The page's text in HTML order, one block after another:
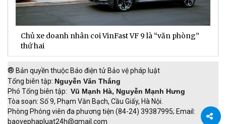
Chủ xe doanh nhân coi VinFast VF 9 là “văn phòng”
thứ hai
® Bản quyền thuộc Báo điện tử Bảo vệ pháp luật
Tổng biên tập: Nguyễn Văn Thắng
Phó Tổng biên tập: Vũ Mạnh Hà, Nguyễn Mạnh Hưng
Tòa soạn: Số 9, Phạm Văn Bạch, Cầu Giấy, Hà Nội.
Phòng Phóng viên đa phương tiện (84-24) 39387995; Email:
baovephapluat24h@gmail.com